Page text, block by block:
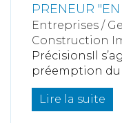
PRENEUR
Entreprises /
Construction
PrécisionsIl
préemption du
Lire la suite